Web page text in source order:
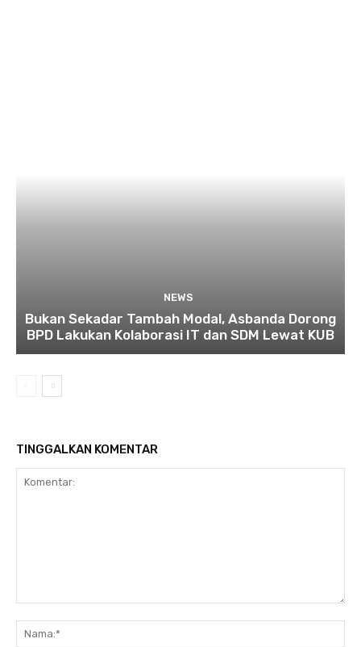
NEWS
Bukan Sekadar Tambah Modal, Asbanda Dorong
BPD Lakukan Kolaborasi IT dan SDM Lewat KUB
TINGGALKAN KOMENTAR